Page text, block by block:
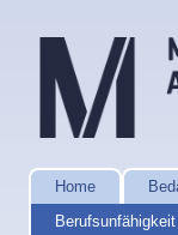
Home
Berufsunfähigkeit